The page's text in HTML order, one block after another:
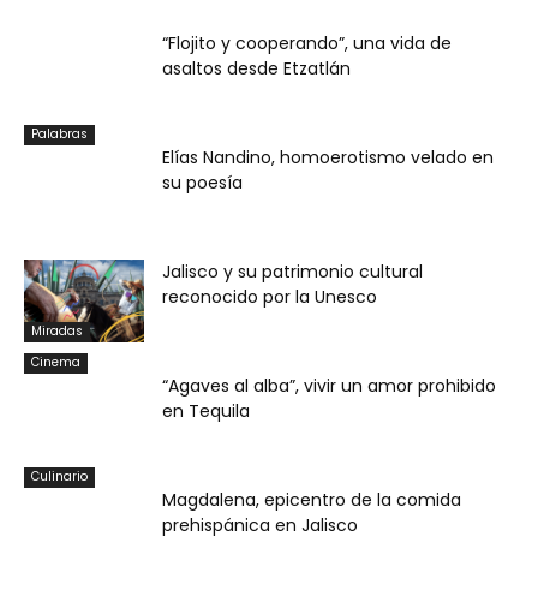
“Flojito y cooperando”, una vida de
asaltos desde Etzatlán
Palabras
Elías Nandino, homoerotismo velado en
su poesía
Miradas
Jalisco y su patrimonio cultural
reconocido por la Unesco
Cinema
“Agaves al alba”, vivir un amor prohibido
en Tequila
Culinario
Magdalena, epicentro de la comida
prehispánica en Jalisco